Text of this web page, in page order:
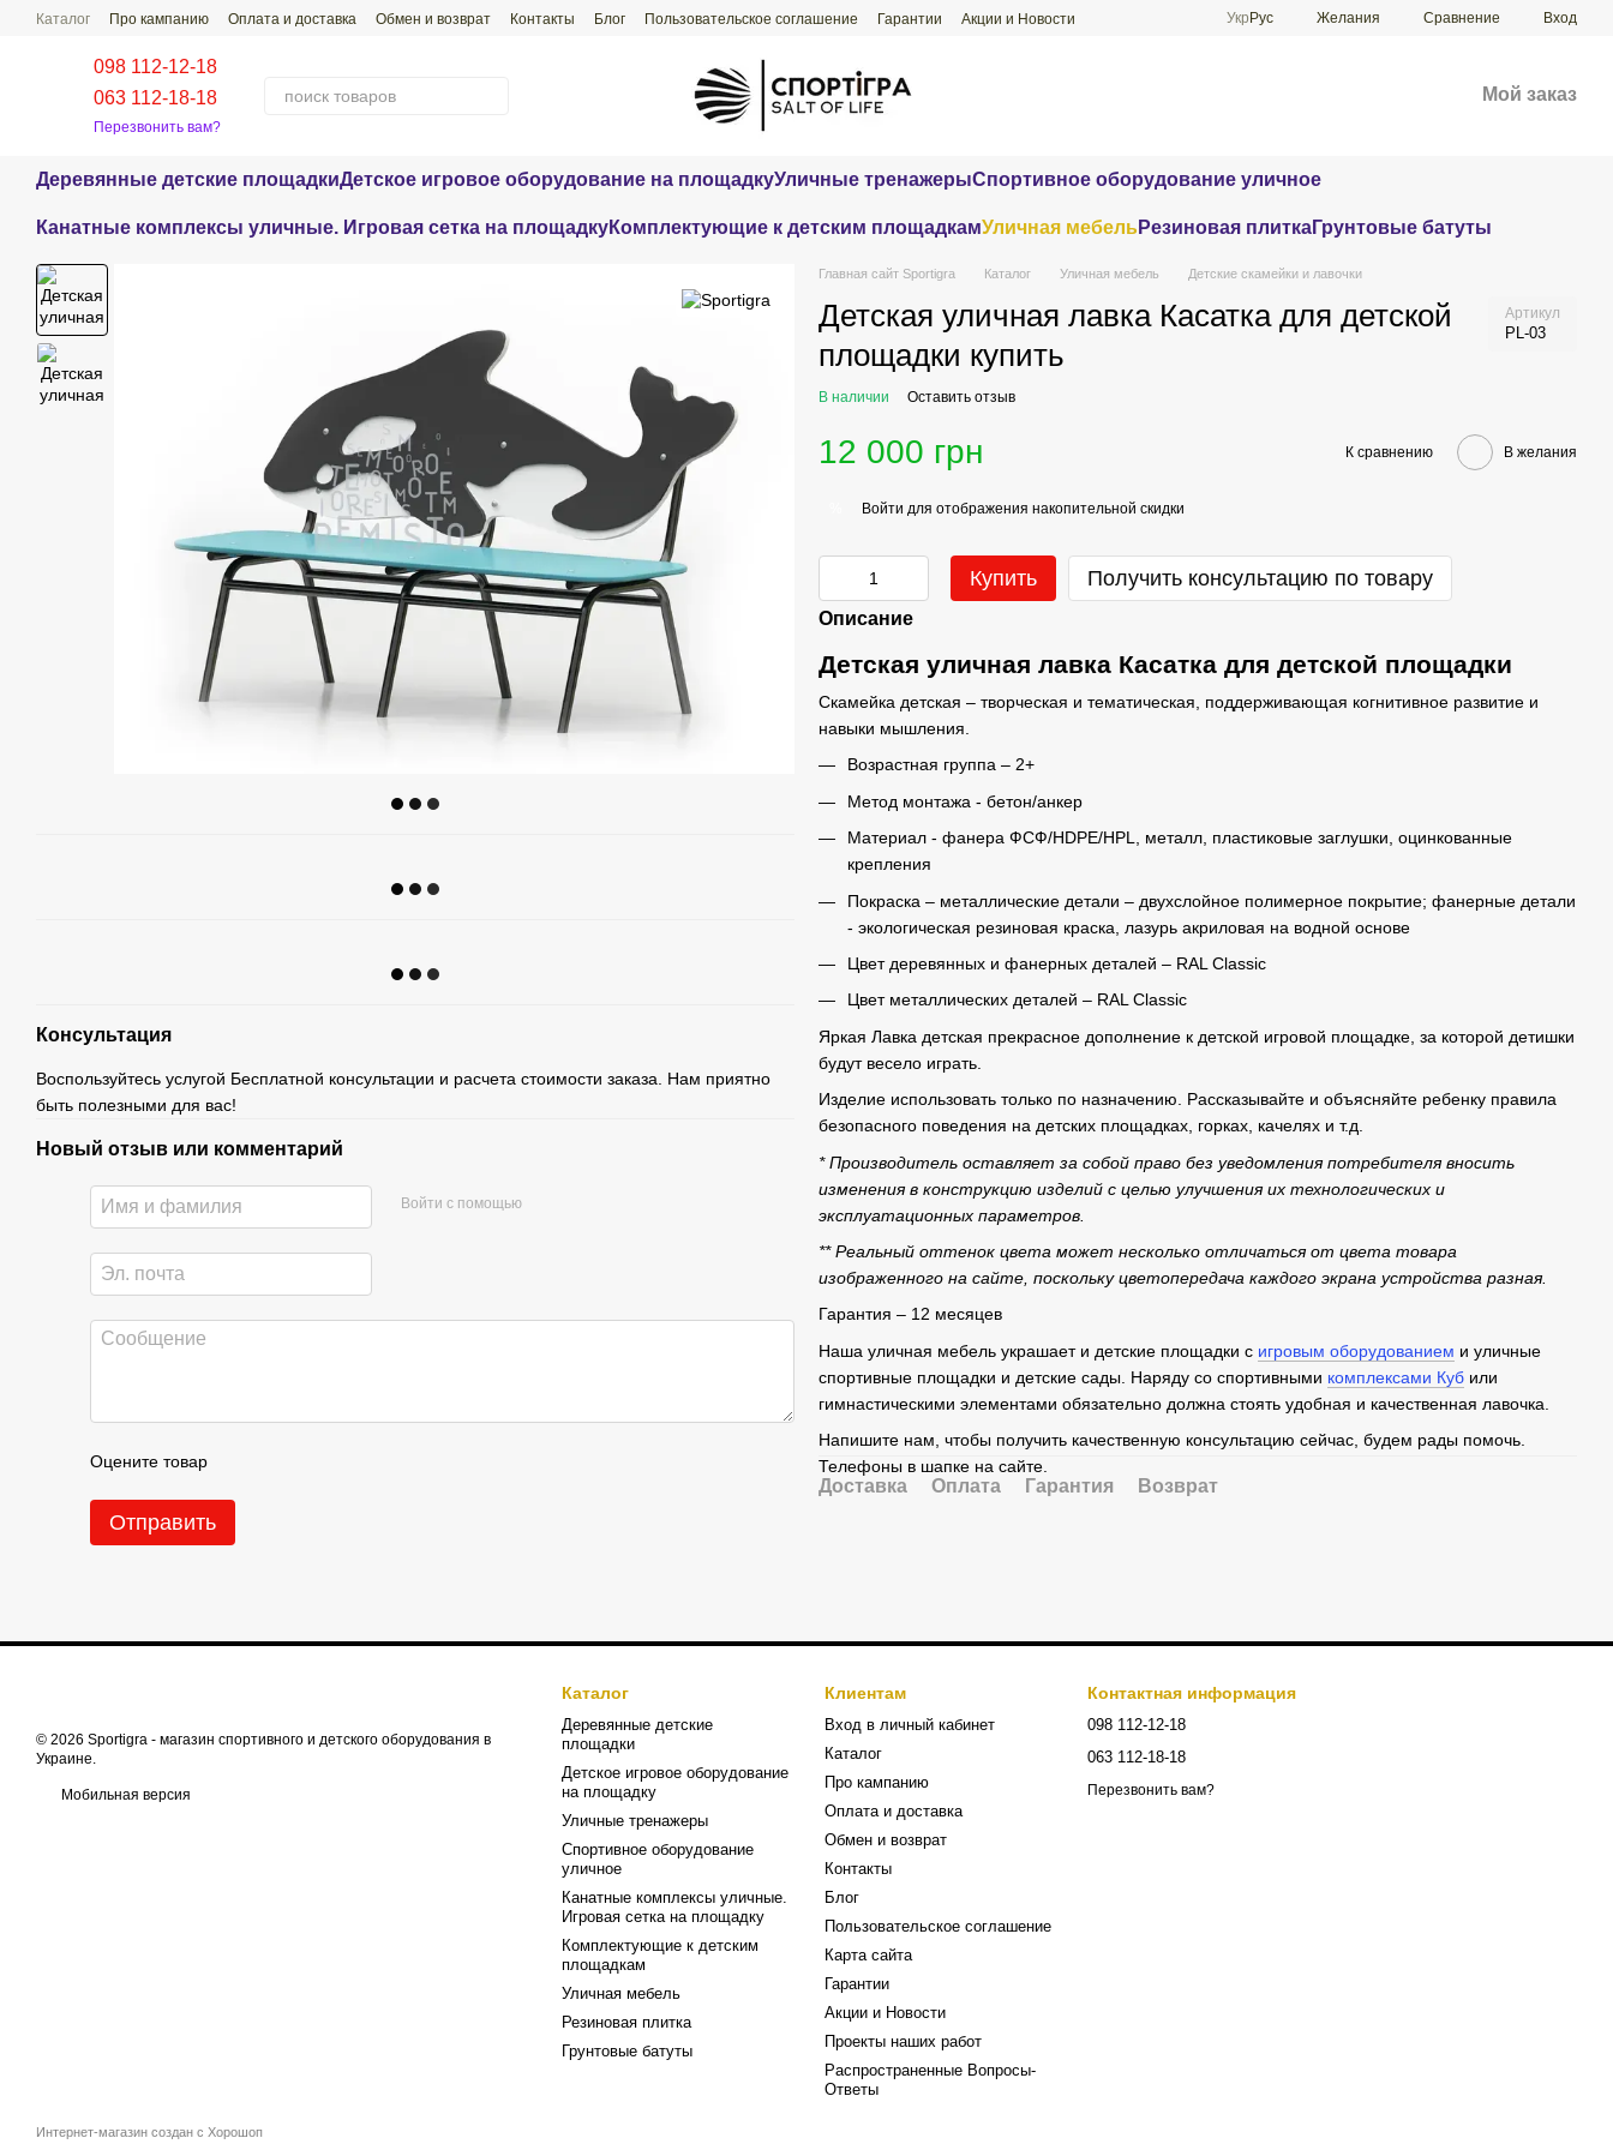
Перейти к основному контенту
Каталог Про кампанию Оплата и доставка Обмен и возврат Контакты Блог Пользовательское соглашение Гарантии
Акции и Новости
Укр Рус Желания Сравнение Вход
098 112-12-18
063 112-18-18
Перезвонить вам?
Мой заказ
Деревянные детские площадкиДетское игровое оборудование на площадкуУличные тренажерыСпортивное оборудование уличное
Канатные комплексы уличные. Игровая сетка на площадкуКомплектующие к детским площадкамУличная мебельРезиновая плиткаГрунтовые батуты
Консультация
Воспользуйтесь услугой Бесплатной консультации и расчета стоимости заказа. Нам приятно
быть полезными для вас!
Новый отзыв или комментарий
Войти с помощью
Оцените товар
Отправить
Главная сайт Sportigra Каталог Уличная мебель Детские скамейки и лавочки
Детская уличная лавка Касатка для детской
площадки купить
Артикул
PL-03
В наличии Оставить отзыв
12 000 грн К сравнению В желания
Войти для отображения накопительной скидки
Купить Получить консультацию по товару
Описание
Детская уличная лавка Касатка для детской площадки
Скамейка детская – творческая и тематическая, поддерживающая когнитивное развитие и
навыки мышления.
Возрастная группа – 2+
Метод монтажа - бетон/анкер
Материал - фанера ФСФ/HDPE/HPL, металл, пластиковые заглушки, оцинкованные
крепления
Покраска – металлические детали – двухслойное полимерное покрытие; фанерные детали
- экологическая резиновая краска, лазурь акриловая на водной основе
Цвет деревянных и фанерных деталей – RAL Classic
Цвет металлических деталей – RAL Classic
Яркая Лавка детская прекрасное дополнение к детской игровой площадке, за которой детишки
будут весело играть.
Изделие использовать только по назначению. Рассказывайте и объясняйте ребенку правила
безопасного поведения на детских площадках, горках, качелях и т.д.
* Производитель оставляет за собой право без уведомления потребителя вносить
изменения в конструкцию изделий с целью улучшения их технологических и
эксплуатационных параметров.
** Реальный оттенок цвета может несколько отличаться от цвета товара
изображенного на сайте, поскольку цветопередача каждого экрана устройства разная.
Гарантия – 12 месяцев
Наша уличная мебель украшает и детские площадки с игровым оборудованием и уличные
спортивные площадки и детские сады. Наряду со спортивными комплексами Куб или
гимнастическими элементами обязательно должна стоять удобная и качественная лавочка.
Напишите нам, чтобы получить качественную консультацию сейчас, будем рады помочь.
Телефоны в шапке на сайте.
Доставка Оплата Гарантия Возврат
© 2026 Sportigra - магазин спортивного и детского оборудования в
Украине.
Мобильная версия
Интернет-магазин создан с Хорошоп
Каталог
Деревянные детские
площадки
Детское игровое оборудование
на площадку
Уличные тренажеры
Спортивное оборудование
уличное
Канатные комплексы уличные.
Игровая сетка на площадку
Комплектующие к детским
площадкам
Уличная мебель
Резиновая плитка
Грунтовые батуты
Клиентам
Вход в личный кабинет
Каталог
Про кампанию
Оплата и доставка
Обмен и возврат
Контакты
Блог
Пользовательское соглашение
Карта сайта
Гарантии
Акции и Новости
Проекты наших работ
Распространенные Вопросы-
Ответы
Контактная информация
098 112-12-18
063 112-18-18
Перезвонить вам?